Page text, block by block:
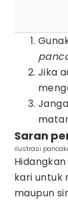
Jika
Saran
ilustrasi
Hidangkan
kari untuk
maupun